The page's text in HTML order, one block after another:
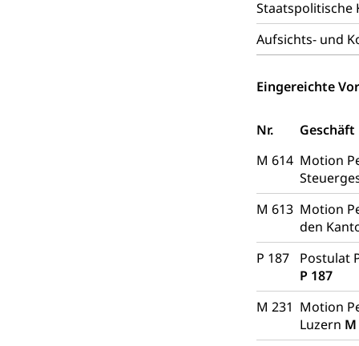
Staatspolitische
Aufsichts- und
Eingereichte
Nr. Geschäft
M 614 Motion
M 613 Motion
den
P 187
Postulat
P 187
M 231 Motion
Luzern M
Grundbuch
Grundbuch
Luft und Klima
Luftreinhaltung,
Raumplanung
Raumplan,